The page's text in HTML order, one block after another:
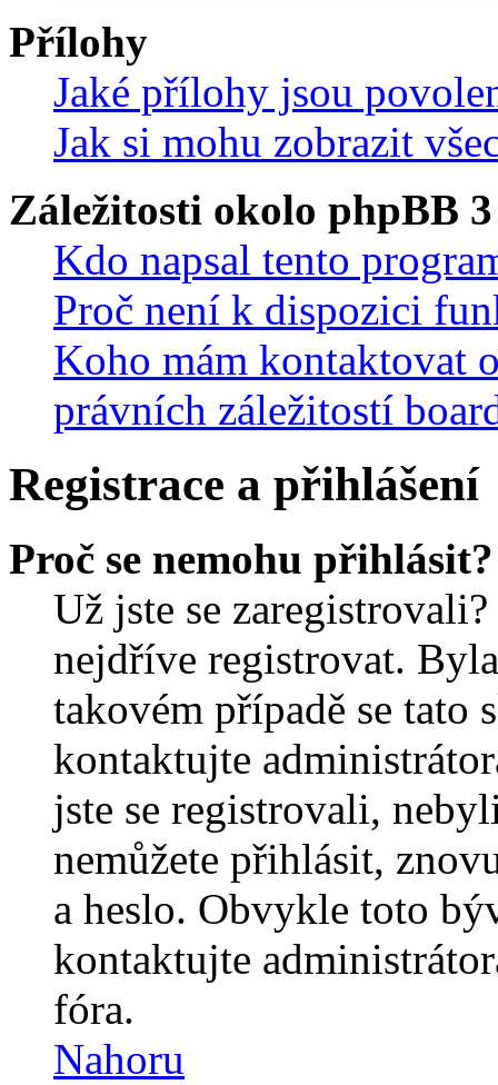
Přílohy
Jaké přílohy jsou
Jak si mohu zobrazit
Záležitosti okolo phpBB 3
Kdo napsal tento
Proč není k dispozici
Koho mám kontaktovat
právních záležitostí
Registrace a přihlášení
Proč se nemohu přihlásit?
Už jste se
nejdříve registrovat.
takovém případě se tato
kontaktujte
jste se registrovali,
nemůžete přihlásit,
a heslo. Obvykle toto
kontaktujte
fóra.
Nahoru